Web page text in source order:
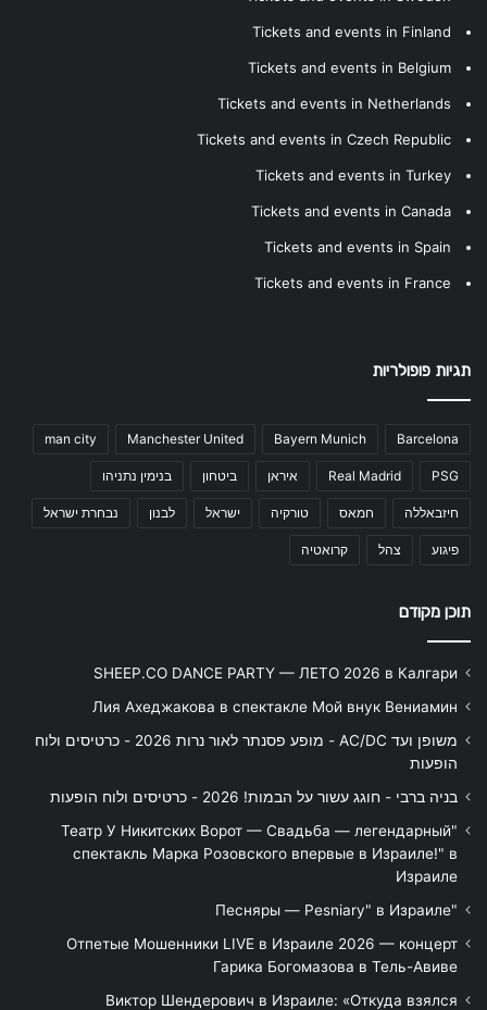
Tickets and events in Finland
Tickets and events in Belgium
Tickets and events in Netherlands
Tickets and events in Czech Republic
Tickets and events in Turkey
Tickets and events in Canada
Tickets and events in Spain
Tickets and events in France
תגיות פופולריות
Barcelona
Bayern Munich
Manchester United
man city
PSG
Real Madrid איראן ביטחון בנימין נתניהו
חיזבאללה חמאס טורקיה ישראל לבנון נבחרת ישראל
פיגוע צהל קרואטיה
תוכן מקודם
SHEEP.CO DANCE PARTY — ЛЕТО 2026 в Калгари
Лия Ахеджакова в спектакле Мой внук Вениамин
משופן ועד AC/DC - מופע פסנתר לאור נרות 2026 - כרטיסים ולוח
הופעות
בניה ברבי - חוגג עשור על הבמות! 2026 - כרטיסים ולוח הופעות
"Театр У Никитских Ворот — Свадьба — легендарный
спектакль Марка Розовского впервые в Израиле!" в
Израиле
"Песняры — Pesniary" в Израиле
Отпетые Мошенники LIVE в Израиле 2026 — концерт
Гарика Богомазова в Тель-Авиве
Виктор Шендерович в Израиле: «Откуда взялся